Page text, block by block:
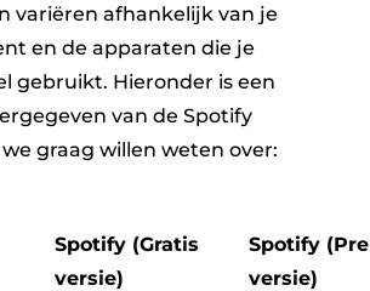
variëren afhankelijk van je
en de apparaten die je
gebruikt. Hieronder is een
van de Spotify
graag willen weten over:
Spotify (Gratis
versie)
Spotify
versie)